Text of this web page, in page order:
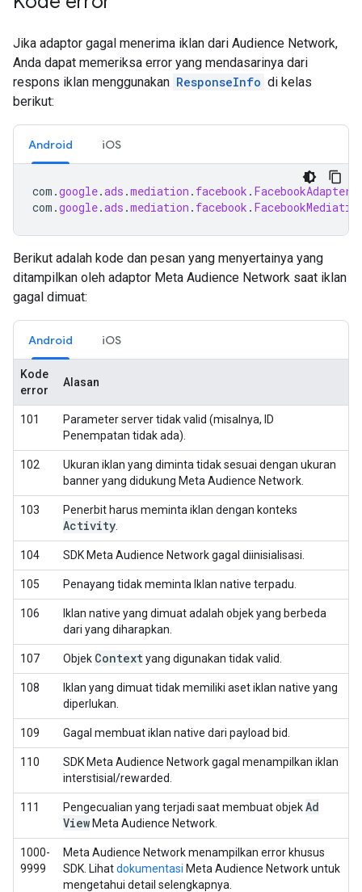
Jika adaptor gagal menerima iklan dari Audience Network,
Anda dapat memeriksa error yang mendasarinya dari
respons iklan menggunakan ResponseInfo di kelas
berikut:
Android iOS
com .google.ads .mediation . facebook . FacebookAdapter
com .google.ads .mediation . facebook .
Berikut adalah kode dan pesan yang menyertainya yang
ditampilkan oleh adaptor Meta Audience Network saat iklan
gagal dimuat:
Android iOS
Kode
error
Alasan
101
Parameter server tidak valid (misalnya, ID
Penempatan tidak ada).
102
Ukuran iklan yang diminta tidak sesuai dengan ukuran
banner yang didukung Meta Audience Network.
103 Penerbit harus meminta iklan dengan konteks
Activity
104 SDK Meta Audience Network gagal diinisialisasi.
105 Penayang tidak meminta Iklan native terpadu.
106
Iklan native yang dimuat adalah objek yang berbeda
dari yang diharapkan.
107 Objek Context yang digunakan tidak valid.
108
Iklan yang dimuat tidak memiliki aset iklan native yang
diperlukan.
109 Gagal membuat iklan native dari payload bid.
110
SDK Meta Audience Network gagal menampilkan iklan
interstisial/rewarded.
111 Pengecualian yang terjadi saat membuat objekAd
View Meta Audience Network.
1000-
9999
Meta Audience Network menampilkan error khusus
SDK. Lihatdokumentasi Meta Audience Network untuk
mengetahui detail selengkapnya.